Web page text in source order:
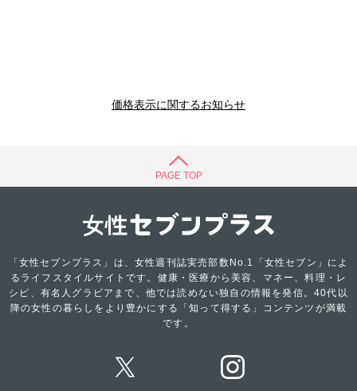
価格表示に関するお知らせ
PAGE TOP
「女性セブンプラス」は、女性週刊誌実売部数No.1「女性セブン」によ
るライフスタイルサイトです。健康・医療から美容、マネー、料理・レ
シピ、有名人グラビアまで、他では読めない独自の情報を発信。40代以
降の女性の暮らしをより豊かにする「知って得する」コンテンツが満載
です。